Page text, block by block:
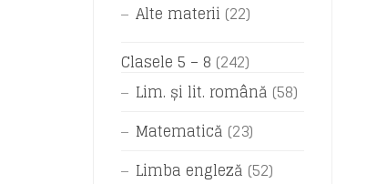
Alte materii (22)
Clasele 5 – 8 (242)
Lim. și lit. română (58)
Matematică (23)
Limba engleză (52)